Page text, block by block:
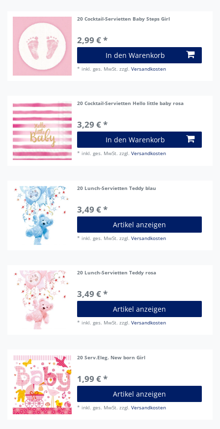
20 Cocktail-Servietten Baby Steps Girl
2,99 € *
In den Warenkorb
* inkl. ges. MwSt. zzgl.Versandkosten
20 Cocktail-Servietten Hello little baby rosa
3,29 € *
In den Warenkorb
* inkl. ges. MwSt. zzgl.Versandkosten
20 Lunch-Servietten Teddy blau
3,49 € *
Artikel anzeigen
* inkl. ges. MwSt. zzgl.Versandkosten
20 Lunch-Servietten Teddy rosa
3,49 € *
Artikel anzeigen
* inkl. ges. MwSt. zzgl.Versandkosten
20 Serv.Eleg. New born Girl
1,99 € *
Artikel anzeigen
* inkl. ges. MwSt. zzgl.Versandkosten